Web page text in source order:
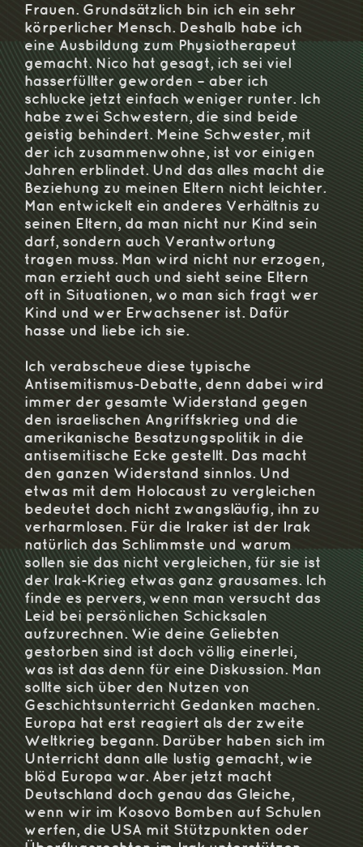
Frauen. Grundsätzlich bin ich ein sehr
körperlicher Mensch. Deshalb habe ich
eine Ausbildung zum Physiotherapeut
gemacht. Nico hat gesagt, ich sei viel
hasserfüllter geworden – aber ich
schlucke jetzt einfach weniger runter. Ich
habe zwei Schwestern, die sind beide
geistig behindert. Meine Schwester, mit
der ich zusammenwohne, ist vor einigen
Jahren erblindet. Und das alles macht die
Beziehung zu meinen Eltern nicht leichter.
Man entwickelt ein anderes Verhältnis zu
seinen Eltern, da man nicht nur Kind sein
darf, sondern auch Verantwortung
tragen muss. Man wird nicht nur erzogen,
man erzieht auch und sieht seine Eltern
oft in Situationen, wo man sich fragt wer
Kind und wer Erwachsener ist. Dafür
hasse und liebe ich sie.
Ich verabscheue diese typische
Antisemitismus-Debatte, denn dabei wird
immer der gesamte Widerstand gegen
den israelischen Angriffskrieg und die
amerikanische Besatzungspolitik in die
antisemitische Ecke gestellt. Das macht
den ganzen Widerstand sinnlos. Und
etwas mit dem Holocaust zu vergleichen
bedeutet doch nicht zwangsläufig, ihn zu
verharmlosen. Für die Iraker ist der Irak
natürlich das Schlimmste und warum
sollen sie das nicht vergleichen, für sie ist
der Irak-Krieg etwas ganz grausames. Ich
finde es pervers, wenn man versucht das
Leid bei persönlichen Schicksalen
aufzurechnen. Wie deine Geliebten
gestorben sind ist doch völlig einerlei,
was ist das denn für eine Diskussion. Man
sollte sich über den Nutzen von
Geschichtsunterricht Gedanken machen.
Europa hat erst reagiert als der zweite
Weltkrieg begann. Darüber haben sich im
Unterricht dann alle lustig gemacht, wie
blöd Europa war. Aber jetzt macht
Deutschland doch genau das Gleiche,
wenn wir im Kosovo Bomben auf Schulen
werfen, die USA mit Stützpunkten oder